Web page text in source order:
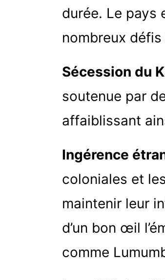
durée. Le pays
nombreux défis
Sécession du
soutenue par
affaiblissant
Ingérence
coloniales et
maintenir leur
d’un bon œil
comme